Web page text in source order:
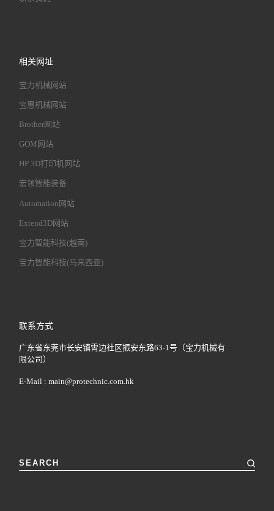
相关网址
宝力机械网站
宝惠机械网站
Brother网站
GOM网站
HP 3D打印机网站
宏领智能装备
Automation网站
Extend3D网站
宝力智能科技(越南)
宝力智能科技(马来西亚)
联系方式
广东省东莞市长安镇霄边社区振安东路63-1号（宝力机械有
限公司）
E-Mail :main@protechnic.com.hk
SEARCH